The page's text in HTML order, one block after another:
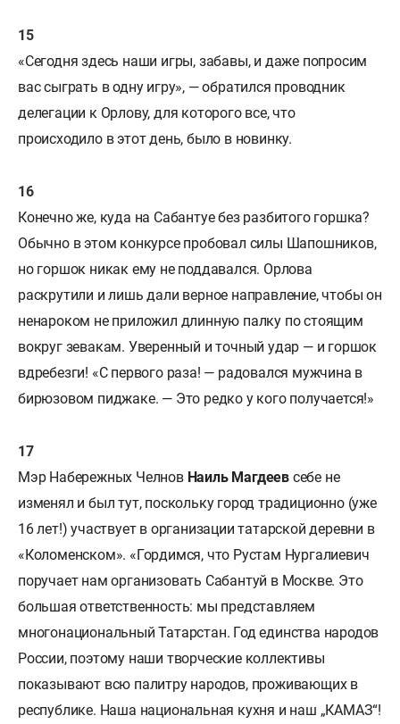
«Сегодня здесь наши игры, забавы, и даже попросим
вас сыграть в одну игру», — обратился проводник
делегации к Орлову, для которого все, что
происходило в этот день, было в новинку.
Конечно же, куда на Сабантуе без разбитого горшка?
Обычно в этом конкурсе пробовал силы Шапошников,
но горшок никак ему не поддавался. Орлова
раскрутили и лишь дали верное направление, чтобы он
ненароком не приложил длинную палку по стоящим
вокруг зевакам. Уверенный и точный удар — и горшок
вдребезги! «С первого раза! — радовался мужчина в
бирюзовом пиджаке. — Это редко у кого получается!»
Мэр Набережных Челнов Наиль Магдеев себе не
изменял и был тут, поскольку город традиционно (уже
16 лет!) участвует в организации татарской деревни в
«Коломенском». «Гордимся, что Рустам Нургалиевич
поручает нам организовать Сабантуй в Москве. Это
большая ответственность: мы представляем
многонациональный Татарстан. Год единства народов
России, поэтому наши творческие коллективы
показывают всю палитру народов, проживающих в
республике. Наша национальная кухня и наш „КАМАЗ“!